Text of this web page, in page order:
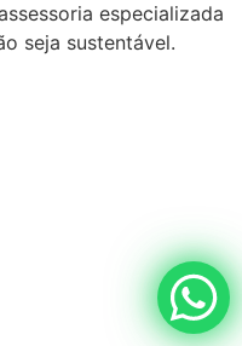
especializada
seja sustentável.